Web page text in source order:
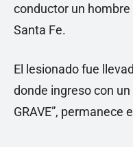
conductor un
Santa Fe.
El lesionado fue
donde ingreso con
GRAVE”, permanece